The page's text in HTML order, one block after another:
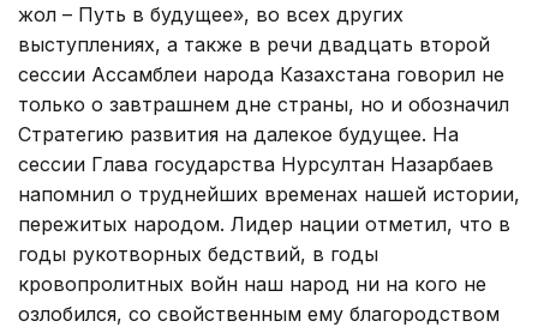
жол – Путь в будущее», во всех других
выступлениях, а также в речи двадцать второй
сессии Ассамблеи народа Казахстана говорил не
только о завтрашнем дне страны, но и обозначил
Стратегию развития на далекое будущее. На
сессии Глава государства Нурсултан Назарбаев
напомнил о труднейших временах нашей истории,
пережитых народом. Лидер нации отметил, что в
годы рукотворных бедствий, в годы
кровопролитных войн наш народ ни на кого не
озлобился, со свойственным ему благородством